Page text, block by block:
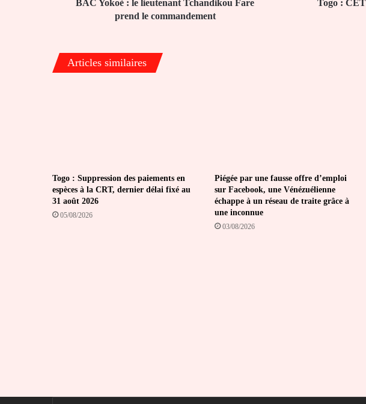
BAC Yokoè : le lieutenant Tchandikou Fare
prend le commandement
Togo :
Articles similaires
Togo : Suppression des paiements en
espèces à la CRT, dernier délai fixé au
31 août 2026
05/08/2026
Piégée par une fausse offre d’emploi
sur Facebook, une Vénézuélienne
échappe à un réseau de traite grâce à
une inconnue
03/08/2026